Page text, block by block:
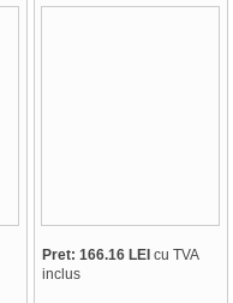
Pret: 166.16 LEI cu TVA
inclus